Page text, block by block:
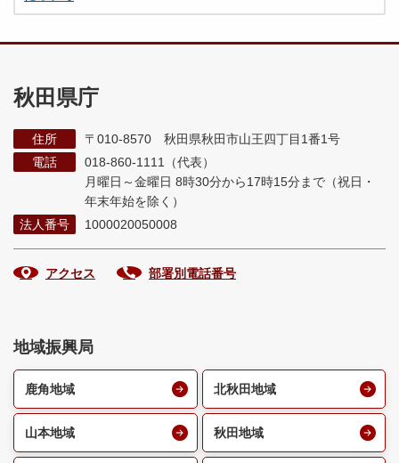
秋田県庁
住所
〒010-8570 秋田県秋田市山王四丁目1番1号
電話
018-860-1111（代表）
月曜日～金曜日 8時30分から17時15分まで （祝日・
年末年始を除く）
法人番号
1000020050008
アクセス 部署別電話番号
地域振興局
鹿角地域 北秋田地域
山本地域 秋田地域